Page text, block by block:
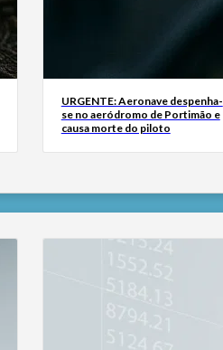
URGENTE: Aeronave despenha-
se no aeródromo de Portimão e
causa morte do piloto